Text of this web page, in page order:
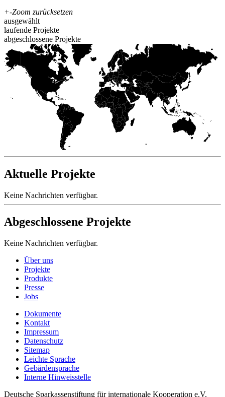
+-Zoom zurücksetzen
ausgewählt
laufende Projekte
abgeschlossene Projekte
Aktuelle Projekte
Keine Nachrichten verfügbar.
Abgeschlossene Projekte
Keine Nachrichten verfügbar.
Über uns
Projekte
Produkte
Presse
Jobs
Dokumente
Kontakt
Impressum
Datenschutz
Sitemap
Leichte Sprache
Gebärdensprache
Interne Hinweisstelle
Deutsche Sparkassenstiftung für internationale Kooperation e.V.